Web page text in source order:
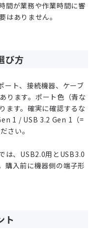
間が業務や作業時間に響
はありません。
び方
ート、接続機器、ケーブ
ります。ポート色（青な
ます。確実に確認するな
1 / USB 3.2 Gen 1（=
さい。
は、USB2.0用とUSB3.0
購入前に機器側の端子形
ト